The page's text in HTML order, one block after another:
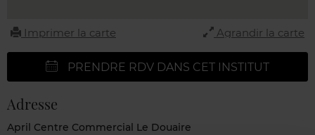
Adresse
April Centre Commercial Le Douaire
Imprimer la carte Agrandir la carte
PRENDRE RDV DANS CET INSTITUT